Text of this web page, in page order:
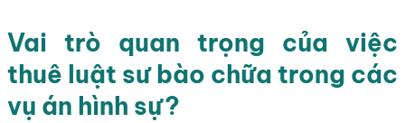
Vai trò quan trọng của việc
thuê luật sư bào chữa trong các
vụ án hình sự?